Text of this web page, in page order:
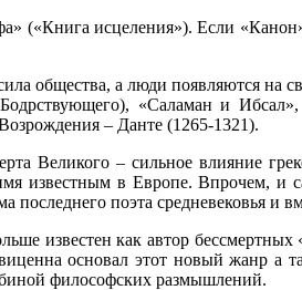
(«Книга исцеления»). Если
общества, а люди появляются на
«Саламан и
– Данте (1265-1321).
Великого – сильное влияние
известным в Европе. Впрочем, и
поэта средневековья и
известен как автор
основал этот новый жанр а
философских размышлений.